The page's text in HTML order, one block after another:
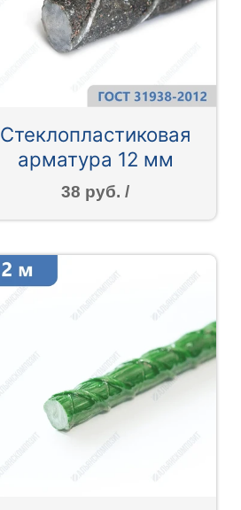
Стеклопластиковая
арматура 12 мм
38 руб. /